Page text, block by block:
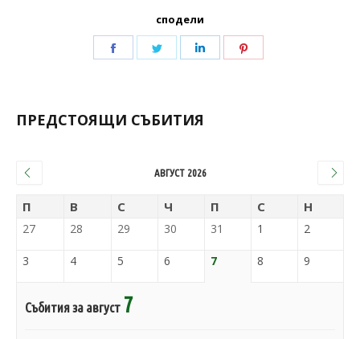
сподели
ПРЕДСТОЯЩИ СЪБИТИЯ
АВГУСТ 2026
П В С Ч П С Н
27 28 29 30 31 1 2
3 4 5 6 7 8 9
Събития за август 7